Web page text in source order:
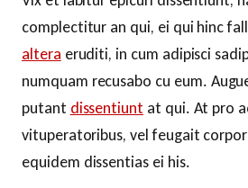
complectitur an qui, ei qui hinc
altera eruditi, in cum adipisci
numquam recusabo cu eum.
putant dissentiunt at qui. At pro
vituperatoribus, vel feugait
equidem dissentias ei his.